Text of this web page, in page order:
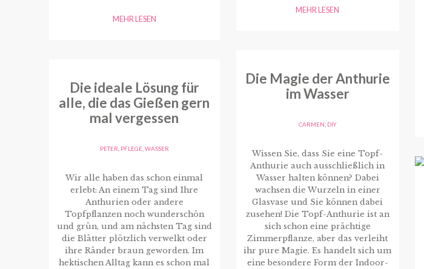
MEHR LESEN
Die ideale Lösung für
alle, die das Gießen gern
mal vergessen
PETER PFLEGE, WASSER
Wir alle haben das schon einmal
erlebt: An einem Tag sind Ihre
Anthurien oder andere
Topfpflanzen noch wunderschön
und grün, und am nächsten Tag sind
die Blätter plötzlich verwelkt oder
ihre Ränder braun geworden. Im
hektischen Alltag kann es schon mal
MEHR LESEN
Die Magie der Anthurie
im Wasser
CARMEN DIY
Wissen Sie, dass Sie eine Topf-
Anthurie auch ausschließlich in
Wasser halten können? Dabei
wachsen die Wurzeln in einer
Glasvase und Sie können dabei
zusehen! Die Topf-Anthurie ist an
sich schon eine prächtige
Zimmerpflanze, aber das verleiht
ihr pure Magie. Es handelt sich um
eine besondere Form der Indoor-